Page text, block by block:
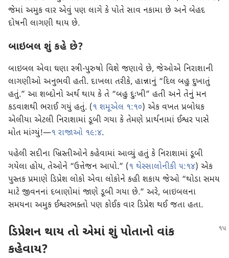
જેમાં અમુક વાર એવું પણ લાગે કે પોતે સાવ નકામા છે અને બેહદ
દોષની લાગણી થાય છે.
બાઇબલ શું કહે છે?
બાઇબલ એવા ઘણા સ્ત્રી-પુરુષો વિશે જણાવે છે, જેઓએ નિરાશાની
લાગણીઓ અનુભવી હતી. દાખલા તરીકે, હાન્નાનું “દિલ બહુ દુખાતું
હતું.” આ શબ્દોનો અર્થ થાય કે તે “બહુ દુઃખી” હતી અને તેનું મન
કડવાશથી ભરાઈ ગયું હતું. (૧ શમૂએલ ૧:૧૦) એક વખત પ્રબોધક
એલીયા એટલી નિરાશામાં ડૂબી ગયા કે તેમણે પ્રાર્થનામાં ઈશ્વર પાસે
મોત માંગ્યું!—૧ રાજાઓ ૧૯:૪.
પહેલી સદીના ખ્રિસ્તીઓને કહેવામાં આવ્યું હતું કે નિરાશામાં ડૂબી
ગયેલા હોય, તેઓને “ઉત્તેજન આપો.” (૧ થેસ્સાલોનીકી ૫:૧૪) એક
પુસ્તક પ્રમાણે ડિપ્રેશ લોકો એવા લોકોને કહી શકાય જેઓ “થોડા સમય
માટે જીવનનાં દબાણોમાં જાણે ડૂબી ગયા છે.” અરે, બાઇબલના
સમયના અમુક ઈશ્વરભક્તો પણ કોઈક વાર ડિપ્રેશ થઈ જતા હતા.
ડિપ્રેશન થાય તો એમાં શું પોતાનો વાંક
કહેવાય?